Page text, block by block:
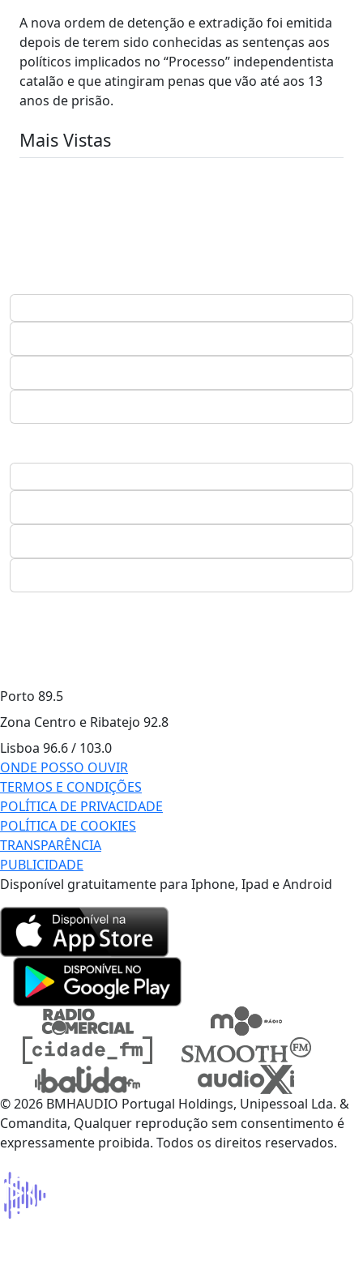
A nova ordem de detenção e extradição foi emitida
depois de terem sido conhecidas as sentenças aos
políticos implicados no “Processo” independentista
catalão e que atingiram penas que vão até aos 13
anos de prisão.
Mais Vistas
Porto 89.5
Zona Centro e Ribatejo 92.8
Lisboa 96.6 / 103.0
ONDE POSSO OUVIR
TERMOS E CONDIÇÕES
POLÍTICA DE PRIVACIDADE
POLÍTICA DE COOKIES
TRANSPARÊNCIA
PUBLICIDADE
Disponível gratuitamente para Iphone, Ipad e Android
© 2026 BMHAUDIO Portugal Holdings, Unipessoal Lda. &
Comandita, Qualquer reprodução sem consentimento é
expressamente proibida. Todos os direitos reservados.